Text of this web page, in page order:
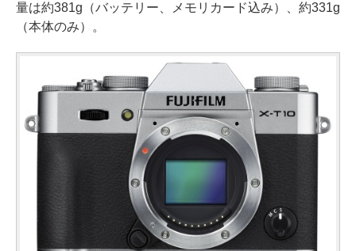
量は約381g（バッテリー、メモリカード込み）、約331g
（本体のみ）。